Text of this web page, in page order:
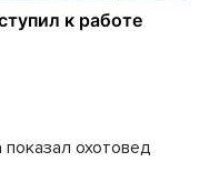
охотовед